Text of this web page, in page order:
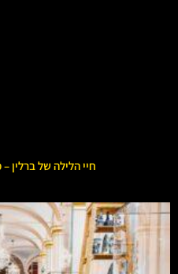
חיי הלילה של ברלין